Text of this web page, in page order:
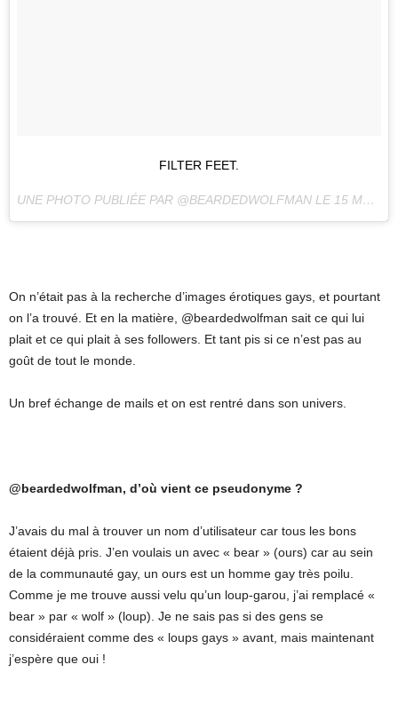
FILTER FEET.
UNE PHOTO PUBLIÉE PAR @BEARDEDWOLFMAN LE 15 MAI 2016 À 8H10 PDT
On n’était pas à la recherche d’images érotiques gays, et pourtant
on l’a trouvé. Et en la matière, @beardedwolfman sait ce qui lui
plait et ce qui plait à ses followers. Et tant pis si ce n’est pas au
goût de tout le monde.
Un bref échange de mails et on est rentré dans son univers.
@beardedwolfman, d’où vient ce pseudonyme ?
J’avais du mal à trouver un nom d’utilisateur car tous les bons
étaient déjà pris. J’en voulais un avec « bear » (ours) car au sein
de la communauté gay, un ours est un homme gay très poilu.
Comme je me trouve aussi velu qu’un loup-garou, j’ai remplacé «
bear » par « wolf » (loup). Je ne sais pas si des gens se
considéraient comme des « loups gays » avant, mais maintenant
j’espère que oui !